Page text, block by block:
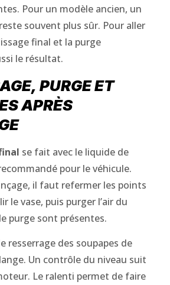
Pour un modèle ancien, un
souvent plus sûr. Pour aller
final et la purge
le résultat.
PURGE ET
APRÈS
se fait avec le liquide de
pour le véhicule.
il faut refermer les points
le vase, puis purger l’air du
purge sont présentes.
resserrage des soupapes de
Un contrôle du niveau suit
Le ralenti permet de faire